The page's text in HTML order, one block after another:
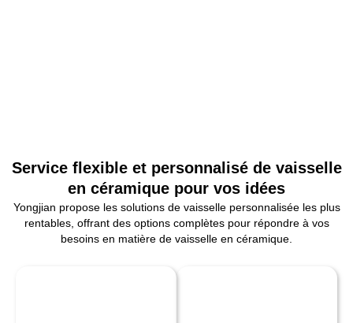
Service flexible et personnalisé de vaisselle
en céramique pour vos idées
Yongjian propose les solutions de vaisselle personnalisée les plus
rentables, offrant des options complètes pour répondre à vos
besoins en matière de vaisselle en céramique.